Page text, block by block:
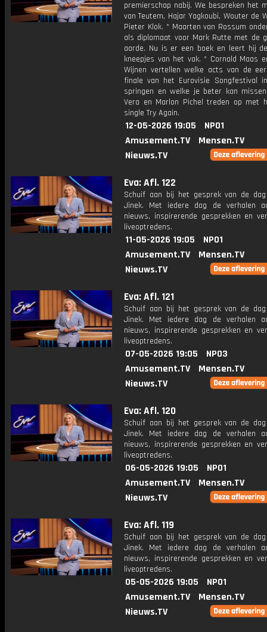
premierschap nabij. We bespreken het
van Teutem, Hajar Yagkoubi, Wouter de
Pieter Klok. * Maarten van Rossum
als diplomaat voor Mark Rutte met de
aarde. Nu is er een boek en leert hij
kneepjes van het vak. * Cornald Maas
Wijnen vertellen welke acts van de
finale van het Eurovisie Songfestival
springen en welke je beter kan
Vera en Marlon Pichel treden op met
single Try Again.
12-05-2026 19:05
NPO1
Amusement.TV
Mensen.TV
Nieuws.TV
Eva: Afl. 122
Schuif aan bij het gesprek van de
Jinek. Met iedere dag de verhalen
nieuws, inspirerende gesprekken en
liveoptredens.
11-05-2026 19:05
NPO1
Amusement.TV
Mensen.TV
Nieuws.TV
Eva: Afl. 121
Schuif aan bij het gesprek van de
Jinek. Met iedere dag de verhalen
nieuws, inspirerende gesprekken en
liveoptredens.
07-05-2026 19:05
NPO3
Amusement.TV
Mensen.TV
Nieuws.TV
Eva: Afl. 120
Schuif aan bij het gesprek van de
Jinek. Met iedere dag de verhalen
nieuws, inspirerende gesprekken en
liveoptredens.
06-05-2026 19:05
NPO1
Amusement.TV
Mensen.TV
Nieuws.TV
Eva: Afl. 119
Schuif aan bij het gesprek van de
Jinek. Met iedere dag de verhalen
nieuws, inspirerende gesprekken en
liveoptredens.
05-05-2026 19:05
NPO1
Amusement.TV
Mensen.TV
Nieuws.TV